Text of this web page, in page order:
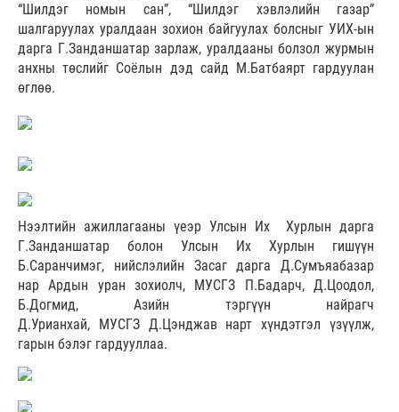
“Шилдэг номын сан”, “Шилдэг хэвлэлийн газар”
шалгаруулах уралдаан зохион байгуулах болсныг УИХ-ын
дарга Г.Занданшатар зарлаж, уралдааны болзол журмын
анхны төслийг Соёлын дэд сайд М.Батбаярт гардуулан
өглөө.
Нээлтийн ажиллагааны үеэр Улсын Их Хурлын дарга
Г.Занданшатар болон Улсын Их Хурлын гишүүн
Б.Саранчимэг, нийслэлийн Засаг дарга Д.Сумъяабазар
нар Ардын уран зохиолч, МУСГЗ П.Бадарч, Д.Цоодол,
Б.Догмид, Азийн тэргүүн найрагч
Д.Урианхай, МУСГЗ Д.Цэнджав нарт хүндэтгэл үзүүлж,
гарын бэлэг гардууллаа.